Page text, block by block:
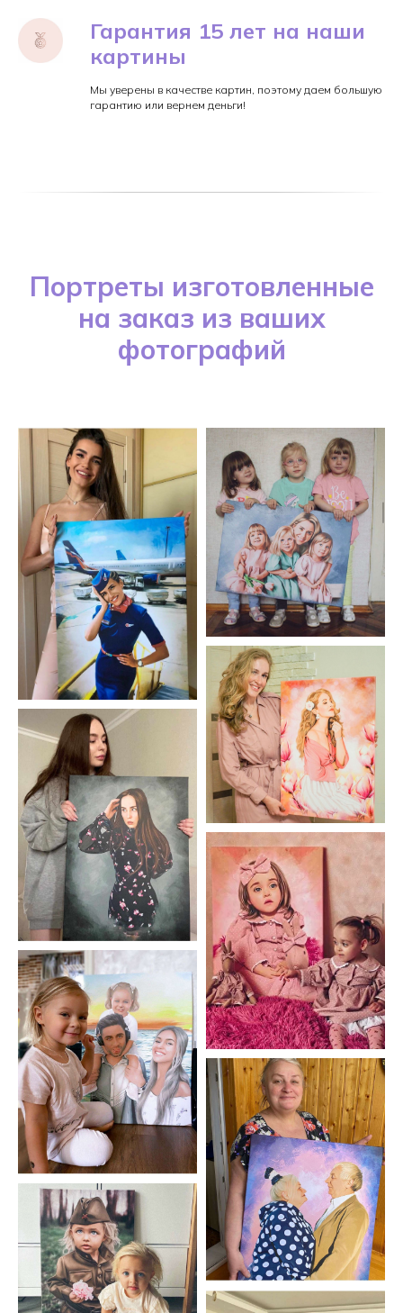
Гарантия 15 лет на наши
картины
Мы уверены в качестве картин, поэтому даем большую
гарантию или вернем деньги!
Портреты изготовленные
на заказ из ваших
фотографий